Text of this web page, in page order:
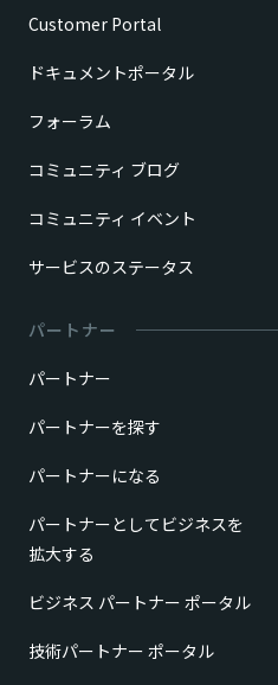
Customer Portal
ドキュメントポータル
フォーラム
コミュニティ ブログ
コミュニティ イベント
サービスのステータス
パートナー
パートナー
パートナーを探す
パートナーになる
パートナーとしてビジネスを
拡大する
ビジネス パートナー ポータル
技術パートナー ポータル